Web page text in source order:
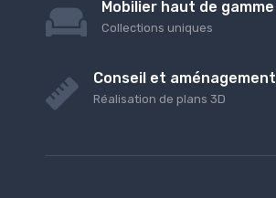
Mobilier haut de gamme
Collections uniques
Conseil et aménagement
Réalisation de plans 3D